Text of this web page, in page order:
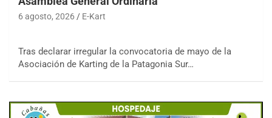
6 agosto, 2026 E-Kart
Tras declarar irregular la convocatoria de mayo de la
Asociación de Karting de la Patagonia Sur…